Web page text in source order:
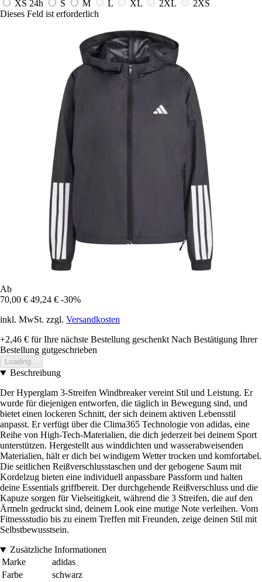
XS 24h S M L XL 2XL
2XS
Dieses Feld ist erforderlich
Ab
70,00 € 49,24 € -30%
inkl. MwSt. zzgl. Versandkosten
+2,46 € für Ihre nächste Bestellung geschenkt Nach Bestätigung Ihrer
Bestellung gutgeschrieben
Loading...
Beschreibung
Der Hyperglam 3-Streifen Windbreaker vereint Stil und Leistung. Er
wurde für diejenigen entworfen, die täglich in Bewegung sind, und
bietet einen lockeren Schnitt, der sich deinem aktiven Lebensstil
anpasst. Er verfügt über die Clima365 Technologie von adidas, eine
Reihe von High-Tech-Materialien, die dich jederzeit bei deinem Sport
unterstützen. Hergestellt aus winddichten und wasserabweisenden
Materialien, hält er dich bei windigem Wetter trocken und komfortabel.
Die seitlichen Reißverschlusstaschen und der gebogene Saum mit
Kordelzug bieten eine individuell anpassbare Passform und halten
deine Essentials griffbereit. Der durchgehende Reißverschluss und die
Kapuze sorgen für Vielseitigkeit, während die 3 Streifen, die auf den
Ärmeln gedruckt sind, deinem Look eine mutige Note verleihen. Vom
Fitnessstudio bis zu einem Treffen mit Freunden, zeige deinen Stil mit
Selbstbewusstsein.
Zusätzliche Informationen
Marke
adidas
Farbe
schwarz